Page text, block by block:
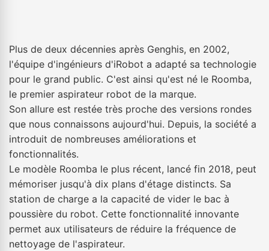
Plus de deux décennies après Genghis, en 2002,
l'équipe d'ingénieurs d'iRobot a adapté sa technologie
pour le grand public. C'est ainsi qu'est né le Roomba,
le premier aspirateur robot de la marque.
Son allure est restée très proche des versions rondes
que nous connaissons aujourd'hui. Depuis, la société a
introduit de nombreuses améliorations et
fonctionnalités.
Le modèle Roomba le plus récent, lancé fin 2018, peut
mémoriser jusqu'à dix plans d'étage distincts. Sa
station de charge a la capacité de vider le bac à
poussière du robot. Cette fonctionnalité innovante
permet aux utilisateurs de réduire la fréquence de
nettoyage de l'aspirateur.